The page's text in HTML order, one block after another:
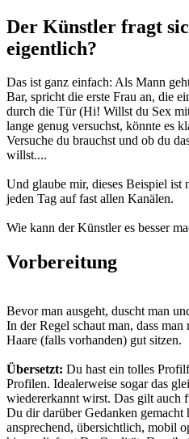
Der Künstler fragt
eigentlich?
Das ist ganz einfach: Als Mann
Bar, spricht die erste Frau an, die
durch die Tür (Hi! Willst du Sex
lange genug versuchst, könnte es
Versuche du brauchst und ob du
willst....
Und glaube mir, dieses Beispiel ist
jeden Tag auf fast allen Kanälen.
Wie kann der Künstler es besser
Vorbereitung
Bevor man ausgeht, duscht man
In der Regel schaut man, dass
Haare (falls vorhanden) gut sitzen.
Übersetzt: Du hast ein tolles
Profilen. Idealerweise sogar das
wiedererkannt wirst. Das gilt auch
Du dir darüber Gedanken gemacht
ansprechend, übersichtlich, mobil